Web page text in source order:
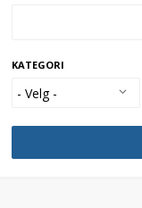
KATEGORI